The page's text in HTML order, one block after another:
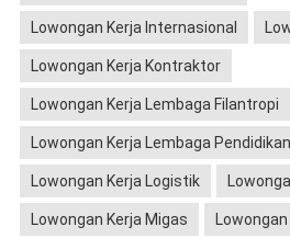
Lowongan Kerja Internasional
Lowongan Kerja Kontraktor
Lowongan Kerja Lembaga Filantropi
Lowongan Kerja Lembaga Pendidikan
Lowongan Kerja Logistik
Lowongan Kerja Migas